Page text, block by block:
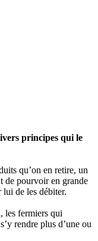
principes qui le
qu’on en retire, un
de pourvoir en grande
lui de les débiter.
les fermiers qui
rendre plus d’une ou